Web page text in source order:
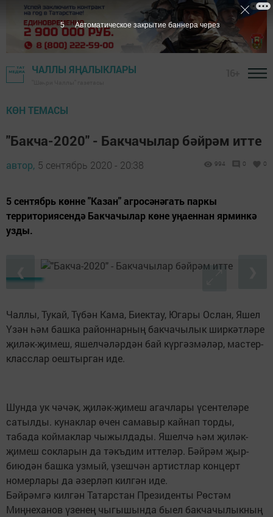
ЧАЛЛЫ ЯҢАЛЫКЛАРЫ
КӨН ТЕМАСЫ
"Бакча-2020" - Бакчачылар бәйрәм итте
автор, 5 сентябрь 2020 - 20:38 994 0 0
5 сентябрь көнне "Казан" агросәнәгать паркы
территориясендә Бакчачылар көне уңаеннан ярминкә
узды.
Чаллы, Тукай, Түбән Кама, Биектау, Югары Ослан, Яшел
Үзән һәм башка районнарның бакчачылык ширкәтләре
җиләк-җимеш, яшелчәләрдән бай күргәзмәләр, мастер-
класслар оештырган иде.
Шунда ук чәчәк, җиләк-җимеш агачлары үсентеләре
сатылды. кунаклар өчен самавыр кайнап торды,
табада коймаклар чыжылдады. Яшелчә һәм җиләк-
җимеш сокларын да тәкъдим иттеләр. Бәйрәм җыр-
биюдән башка узмый, үзешчән артистлар концерт
номерлары да әзерләп килгән иде.
Бәйрәмгә килгән Татарстан Президенты Рөстәм
Миңнеханов үзенең чыгышында быел бакчачылыкның
5 Автоматическое закрытие баннера через